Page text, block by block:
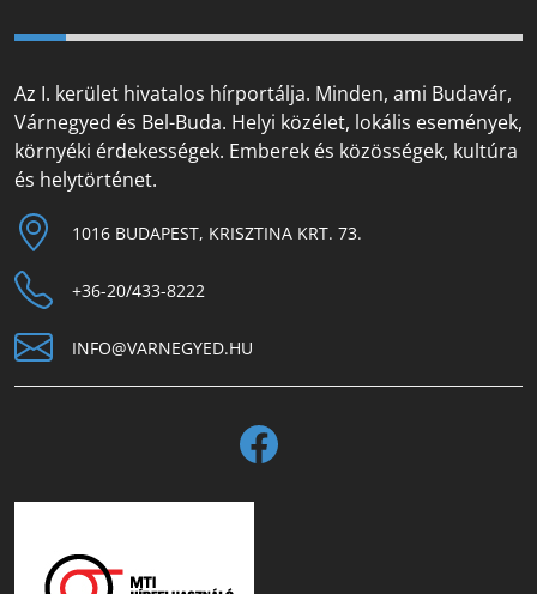
Az I. kerület hivatalos hírportálja. Minden, ami Budavár,
Várnegyed és Bel-Buda. Helyi közélet, lokális események,
környéki érdekességek. Emberek és közösségek, kultúra
és helytörténet.
1016 BUDAPEST, KRISZTINA KRT. 73.
+36-20/433-8222
INFO@VARNEGYED.HU